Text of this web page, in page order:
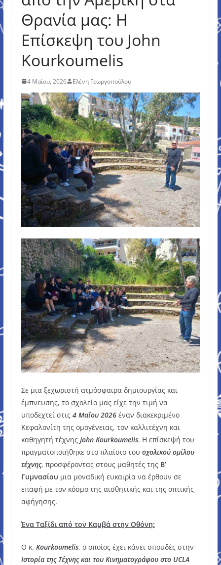
Θρανία μας: Η
Επίσκεψη του John
Kourkoumelis
4 Μαΐου, 2026 Ελένη Γεωργοπούλου
Σε μια ξεχωριστή ατμόσφαιρα δημιουργίας και
έμπνευσης, το σχολείο μας είχε την τιμή να
υποδεχτεί στις 4 Μαΐου 2026έναν διακεκριμένο
Κεφαλονίτη της ομογένειας, τον καλλιτέχνη και
καθηγητή τέχνης John Kourkoumelis. Η επίσκεψή του
πραγματοποιήθηκε στο πλαίσιο του σχολικού ομίλου
τέχνης, προσφέροντας στους μαθητές της Β’
Γυμνασίου μια μοναδική ευκαιρία να έρθουν σε
επαφή με τον κόσμο της αισθητικής και της οπτικής
αφήγησης.
Ένα Ταξίδι από τον Καμβά στην Οθόνη:
Ο κ. Kourkoumelis, ο οποίος έχει κάνει σπουδές στην
Ιστορία της Τέχνης και του Κινηματογράφου στο UCLA